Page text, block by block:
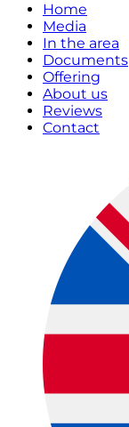
Home
Media
In the area
Documents
Offering
About us
Reviews
Contact